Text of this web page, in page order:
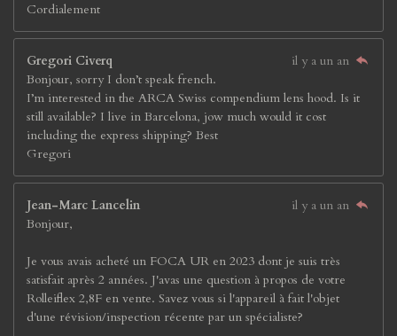
Cordialement
Gregori Civerq
il y a un an
Bonjour, sorry I don’t speak french.
I’m interested in the ARCA Swiss compendium lens hood. Is it
still available? I live in Barcelona, jow much would it cost
including the express shipping? Best
Gregori
Jean-Marc Lancelin
il y a un an
Bonjour,
Je vous avais acheté un FOCA UR en 2023 dont je suis très
satisfait après 2 années. J'avas une question à propos de votre
Rolleiflex 2,8F en vente. Savez vous si l'appareil à fait l'objet
d'une révision/inspection récente par un spécialiste?